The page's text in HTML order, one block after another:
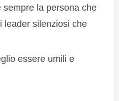
sempre la persona che
leader silenziosi che
essere umili e